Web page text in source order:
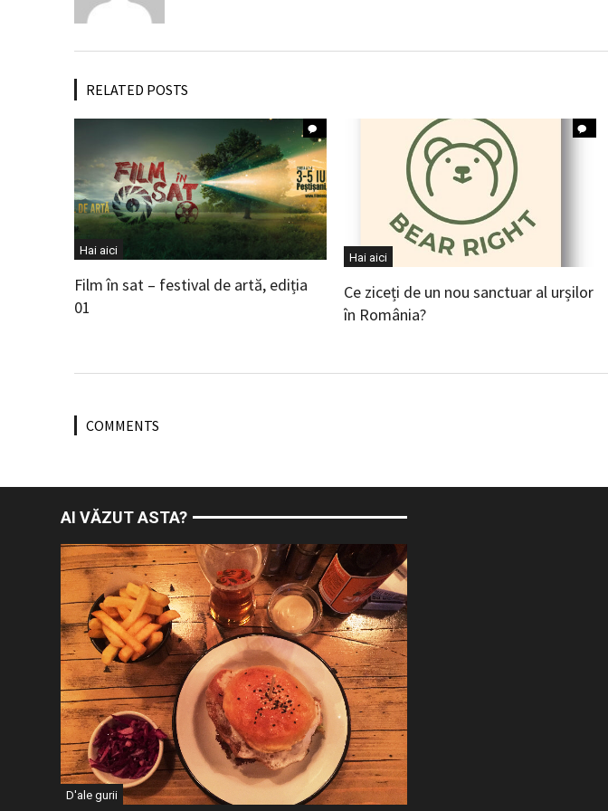
RELATED POSTS
Hai aici
Film în sat – festival de artă, ediția
01
Hai aici
Ce ziceți de un nou sanctuar al urșilor
în România?
COMMENTS
AI VĂZUT ASTA?
D'ale gurii